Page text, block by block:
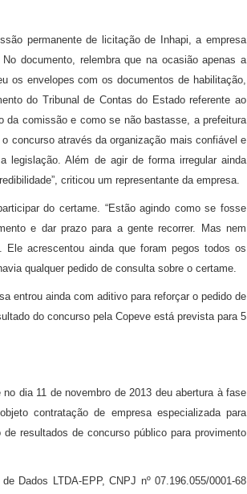
permanente de licitação de Inhapi, a empresa
documento, relembra que na ocasião apenas a
os envelopes com os documentos de habilitação,
do Tribunal de Contas do Estado referente ao
da comissão e como se não bastasse, a prefeitura
concurso através da organização mais confiável e
legislação. Além de agir de forma irregular ainda
criticou um representante da empresa.
do certame. “Estão agindo como se fosse
e dar prazo para a gente recorrer. Mas nem
Ele acrescentou ainda que foram pegos todos os
qualquer pedido de consulta sobre o certame.
entrou ainda com aditivo para reforçar o pedido de
do concurso pela Copeve está prevista para 5
dia 11 de novembro de 2013 deu abertura à fase
contratação de empresa especializada para
resultados de concurso público para provimento
Dados LTDA-EPP, CNPJ nº 07.196.055/0001-68